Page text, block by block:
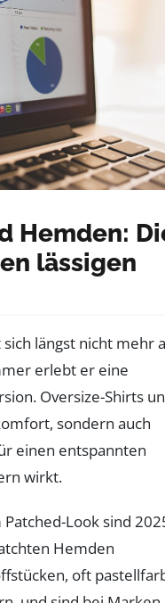
Hemden:
lässigen
längst nicht mehr
erlebt er eine
Oversize-Shirts
sondern auch
einen entspannten
wirkt.
Look sind
Hemden
oft